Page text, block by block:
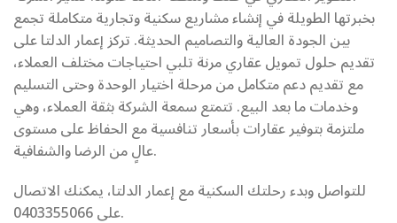
بخبرتها الطويلة في إنشاء مشاريع سكنية وتجارية متكاملة تجمع
بين الجودة العالية والتصاميم الحديثة. تركز إعمار الدلتا على
تقديم حلول تمويل عقاري مرنة تلبي احتياجات مختلف العملاء،
مع تقديم دعم متكامل من مرحلة اختيار الوحدة وحتى التسليم
وخدمات ما بعد البيع. تتمتع سمعة الشركة بثقة العملاء، وهي
ملتزمة بتوفير عقارات بأسعار تنافسية مع الحفاظ على مستوى
عالٍ من الرضا والشفافية.
للتواصل وبدء رحلتك السكنية مع إعمار الدلتا، يمكنك الاتصال
على 0403355066.